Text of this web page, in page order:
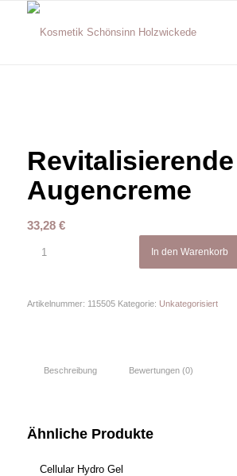
Revitalisierende
Augencreme
33,28 €
In den Warenkorb
Artikelnummer: 115505 Kategorie: Unkategorisiert
Beschreibung Bewertungen (0)
Ähnliche Produkte
Cellular Hydro Gel